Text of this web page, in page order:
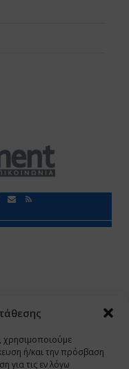
χρησιμοποιούμε
ή/και την πρόσβαση
για τις εν λόγω
Α.Ε.